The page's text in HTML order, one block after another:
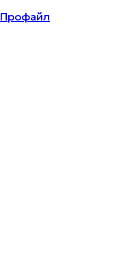
Профайл